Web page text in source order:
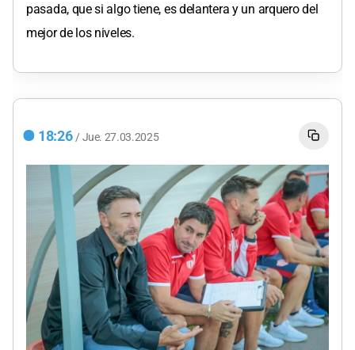
pasada, que si algo tiene, es delantera y un arquero del
mejor de los niveles.
18:26 / Jue. 27.03.2025